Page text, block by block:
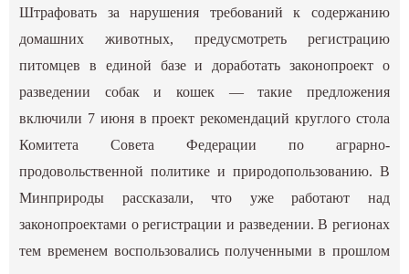
Штрафовать за нарушения требований к содержанию
домашних животных, предусмотреть регистрацию
питомцев в единой базе и доработать законопроект о
разведении собак и кошек — такие предложения
включили 7 июня в проект рекомендаций круглого стола
Комитета Совета Федерации по аграрно-
продовольственной политике и природопользованию. В
Минприроды рассказали, что уже работают над
законопроектами о регистрации и разведении. В регионах
тем временем воспользовались полученными в прошлом